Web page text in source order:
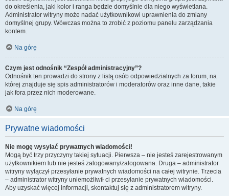
do określenia, jaki kolor i ranga będzie domyślnie dla niego wyświetlana.
Administrator witryny może nadać użytkownikowi uprawnienia do zmiany
domyślnej grupy. Wówczas można to zrobić z poziomu panelu zarządzania
kontem.
Na górę
Czym jest odnośnik “Zespół administracyjny”?
Odnośnik ten prowadzi do strony z listą osób odpowiedzialnych za forum, na
której znajduje się spis administratorów i moderatorów oraz inne dane, takie
jak fora przez nich moderowane.
Na górę
Prywatne wiadomości
Nie mogę wysyłać prywatnych wiadomości!
Mogą być trzy przyczyny takiej sytuacji. Pierwsza – nie jesteś zarejestrowanym
użytkownikiem lub nie jesteś zalogowany/zalogowana. Druga – administrator
witryny wyłączył przesyłanie prywatnych wiadomości na całej witrynie. Trzecia
– administrator witryny uniemożliwił ci przesyłanie prywatnych wiadomości.
Aby uzyskać więcej informacji, skontaktuj się z administratorem witryny.